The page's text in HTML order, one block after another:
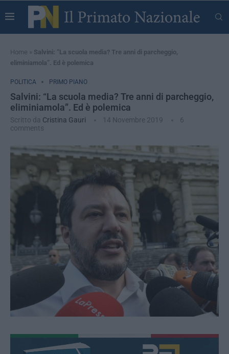
Home » Salvini: “La scuola media? Tre anni di parcheggio,
eliminiamola”. Ed è polemica
POLITICA PRIMO PIANO
Salvini: “La scuola media? Tre anni di parcheggio,
eliminiamola”. Ed è polemica
Scritto da Cristina Gauri 14 Novembre 2019
6
comments